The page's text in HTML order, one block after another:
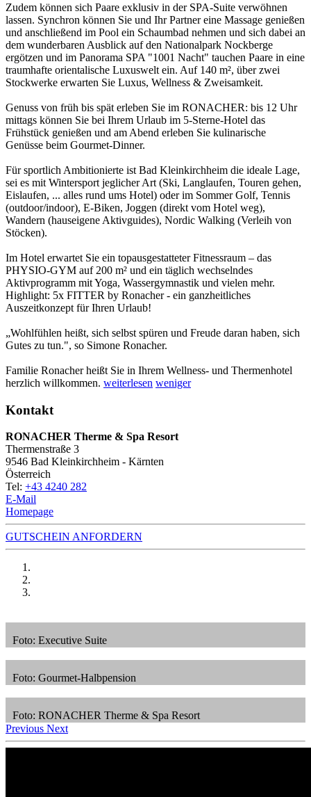
Zudem können sich Paare exklusiv in der SPA-Suite verwöhnen
lassen. Synchron können Sie und Ihr Partner eine Massage genießen
und anschließend im Pool ein Schaumbad nehmen und sich dabei an
dem wunderbaren Ausblick auf den Nationalpark Nockberge
ergötzen und im Panorama SPA "1001 Nacht" tauchen Paare in eine
traumhafte orientalische Luxuswelt ein. Auf 140 m², über zwei
Stockwerke erwarten Sie Luxus, Wellness & Zweisamkeit.
Genuss von früh bis spät erleben Sie im RONACHER: bis 12 Uhr
mittags können Sie bei Ihrem Urlaub im 5-Sterne-Hotel das
Frühstück genießen und am Abend erleben Sie kulinarische
Genüsse beim Gourmet-Dinner.
Für sportlich Ambitionierte ist Bad Kleinkirchheim die ideale Lage,
sei es mit Wintersport jeglicher Art (Ski, Langlaufen, Touren gehen,
Eislaufen, ... alles rund ums Hotel) oder im Sommer Golf, Tennis
(outdoor/indoor), E-Biken, Joggen (direkt vom Hotel weg),
Wandern (hauseigene Aktivguides), Nordic Walking (Verleih von
Stöcken).
Im Hotel erwartet Sie ein topausgestatteter Fitnessraum – das
PHYSIO-GYM auf 200 m² und ein täglich wechselndes
Aktivprogramm mit Yoga, Wassergymnastik und vielen mehr.
Highlight: 5x FITTER by Ronacher - ein ganzheitliches
Auszeitkonzept für Ihren Urlaub!
„Wohlfühlen heißt, sich selbst spüren und Freude daran haben, sich
Gutes zu tun.", so Simone Ronacher.
Familie Ronacher heißt Sie in Ihrem Wellness- und Thermenhotel
herzlich willkommen. weiterlesen weniger
Kontakt
RONACHER Therme & Spa Resort
Thermenstraße 3
9546 Bad Kleinkirchheim - Kärnten
Österreich
Tel: +43 4240 282
E-Mail
Homepage
GUTSCHEIN ANFORDERN
Foto: Executive Suite
Foto: Gourmet-Halbpension
Foto: RONACHER Therme & Spa Resort
Previous Next